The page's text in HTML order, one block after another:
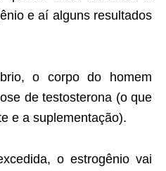
e aí alguns resultados
o corpo do homem
de testosterona (o que
e a suplementação).
o estrogênio vai